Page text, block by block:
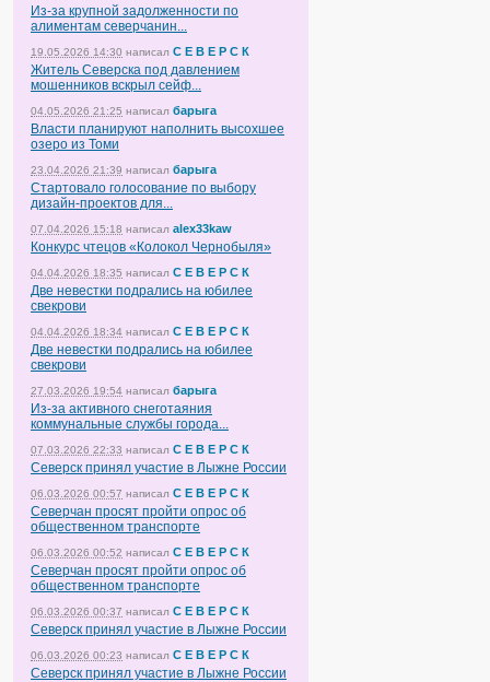
Из-за крупной задолженности по
алиментам северчанин...
19.05.2026 14:30 написал С Е В Е Р С К
Житель Северска под давлением
мошенников вскрыл сейф...
04.05.2026 21:25 написал барыга
Власти планируют наполнить высохшее
озеро из Томи
23.04.2026 21:39 написал барыга
Стартовало голосование по выбору
дизайн-проектов для...
07.04.2026 15:18 написал alex33kaw
Конкурс чтецов «Колокол Чернобыля»
04.04.2026 18:35 написал С Е В Е Р С К
Две невестки подрались на юбилее
свекрови
04.04.2026 18:34 написал С Е В Е Р С К
Две невестки подрались на юбилее
свекрови
27.03.2026 19:54 написал барыга
Из-за активного снеготаяния
коммунальные службы города...
07.03.2026 22:33 написал С Е В Е Р С К
Северск принял участие в Лыжне России
06.03.2026 00:57 написал С Е В Е Р С К
Северчан просят пройти опрос об
общественном транспорте
06.03.2026 00:52 написал С Е В Е Р С К
Северчан просят пройти опрос об
общественном транспорте
06.03.2026 00:37 написал С Е В Е Р С К
Северск принял участие в Лыжне России
06.03.2026 00:23 написал С Е В Е Р С К
Северск принял участие в Лыжне России